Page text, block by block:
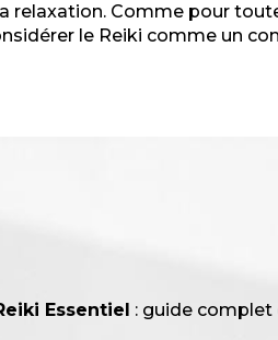
relaxation. Comme pour
le Reiki comme un
Essentiel : guide complet